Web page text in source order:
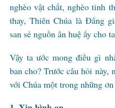
nghèo vật chất, nghèo tinh
thay, Thiên Chúa là Đấng
san sẻ nguồn ân huệ ấy cho
Vậy ta ước mong điều gì
ban cho? Trước câu hỏi này,
với Chúa một trong những ơn